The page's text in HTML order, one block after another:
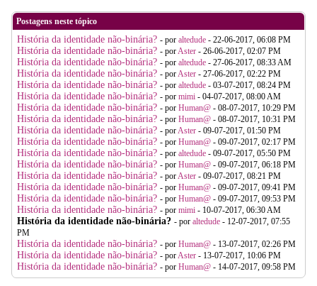
Postagens neste tópico
História da identidade não-binária? - por altedude - 22-06-2017, 06:08 PM
História da identidade não-binária? - porAster - 26-06-2017, 02:07 PM
História da identidade não-binária? - por altedude - 27-06-2017, 08:33 AM
História da identidade não-binária? - porAster - 27-06-2017, 02:22 PM
História da identidade não-binária? - por altedude - 03-07-2017, 08:24 PM
História da identidade não-binária? - por mimi - 04-07-2017, 08:00 AM
História da identidade não-binária? - por Human@ - 08-07-2017, 10:29 PM
História da identidade não-binária? - por Human@ - 08-07-2017, 10:31 PM
História da identidade não-binária? - porAster - 09-07-2017, 01:50 PM
História da identidade não-binária? - por Human@ - 09-07-2017, 02:17 PM
História da identidade não-binária? - por altedude - 09-07-2017, 05:50 PM
História da identidade não-binária? - por Human@ - 09-07-2017, 06:18 PM
História da identidade não-binária? - porAster - 09-07-2017, 08:21 PM
História da identidade não-binária? - por Human@ - 09-07-2017, 09:41 PM
História da identidade não-binária? - por Human@ - 09-07-2017, 09:53 PM
História da identidade não-binária? - por mimi - 10-07-2017, 06:30 AM
História da identidade não-binária? - por altedude - 12-07-2017, 07:55
PM
História da identidade não-binária? - por Human@ - 13-07-2017, 02:26 PM
História da identidade não-binária? - porAster - 13-07-2017, 10:06 PM
História da identidade não-binária? - por Human@ - 14-07-2017, 09:58 PM